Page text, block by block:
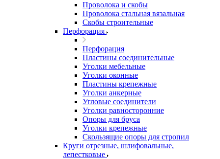
Проволока и скобы
Проволока стальная вязальная
Скобы строительные
Перфорация
Перфорация
Пластины соединительные
Уголки мебельные
Уголки оконные
Пластины крепежные
Уголки анкерные
Угловые соединители
Уголки равносторонние
Опоры для бруса
Уголки крепежные
Скользящие опоры для стропил
Круги отрезные, шлифовальные,
лепестковые